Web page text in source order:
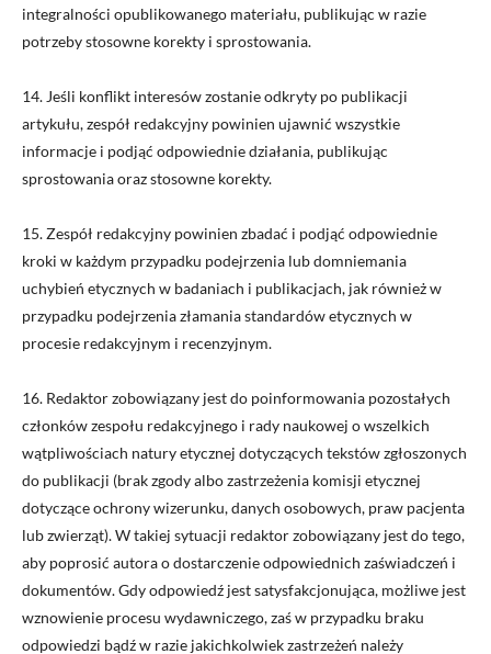
integralności opublikowanego materiału, publikując w razie
potrzeby stosowne korekty i sprostowania.
14. Jeśli konflikt interesów zostanie odkryty po publikacji
artykułu, zespół redakcyjny powinien ujawnić wszystkie
informacje i podjąć odpowiednie działania, publikując
sprostowania oraz stosowne korekty.
15. Zespół redakcyjny powinien zbadać i podjąć odpowiednie
kroki w każdym przypadku podejrzenia lub domniemania
uchybień etycznych w badaniach i publikacjach, jak również w
przypadku podejrzenia złamania standardów etycznych w
procesie redakcyjnym i recenzyjnym.
16. Redaktor zobowiązany jest do poinformowania pozostałych
członków zespołu redakcyjnego i rady naukowej o wszelkich
wątpliwościach natury etycznej dotyczących tekstów zgłoszonych
do publikacji (brak zgody albo zastrzeżenia komisji etycznej
dotyczące ochrony wizerunku, danych osobowych, praw pacjenta
lub zwierząt). W takiej sytuacji redaktor zobowiązany jest do tego,
aby poprosić autora o dostarczenie odpowiednich zaświadczeń i
dokumentów. Gdy odpowiedź jest satysfakcjonująca, możliwe jest
wznowienie procesu wydawniczego, zaś w przypadku braku
odpowiedzi bądź w razie jakichkolwiek zastrzeżeń należy